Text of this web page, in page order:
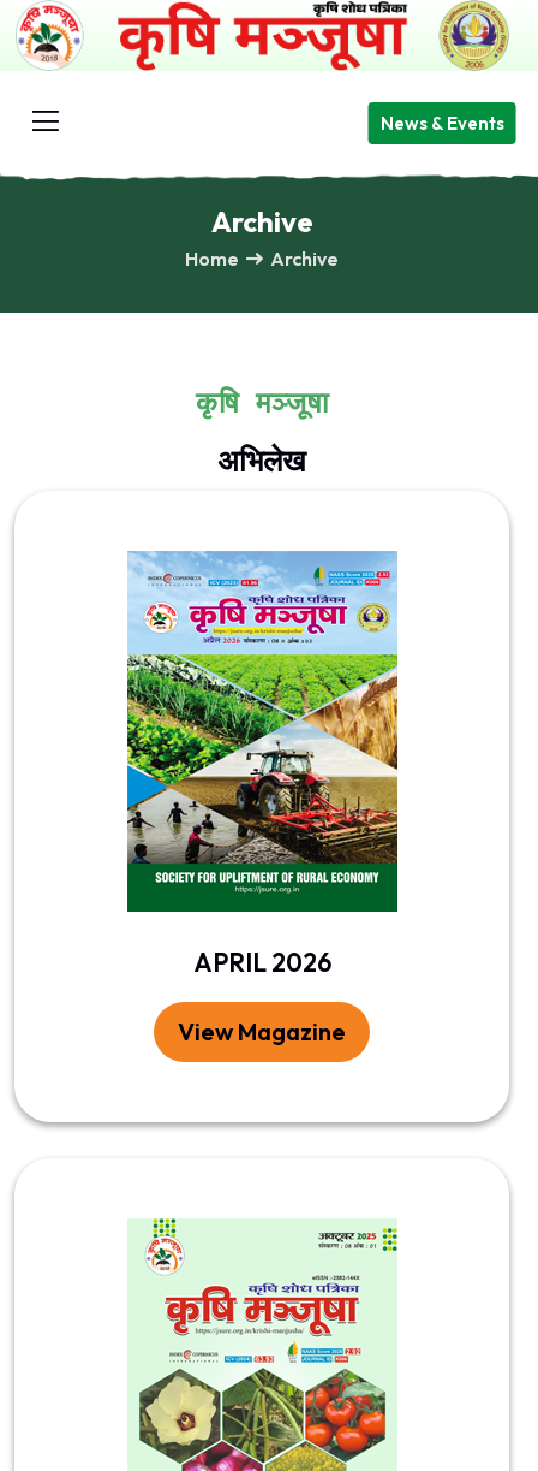
News & Events
Archive
Home Archive
कृषि मञ्जूषा
अभिलेख
APRIL 2026
View Magazine